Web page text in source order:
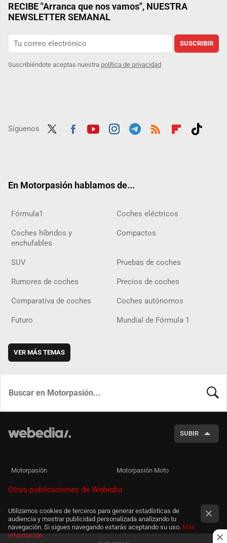
RECIBE "Arranca que nos vamos", NUESTRA
NEWSLETTER SEMANAL
SUSCRIBIR
Suscribiéndote aceptas nuestra política de privacidad
Síguenos
En Motorpasión hablamos de...
Fórmula1 Coches eléctricos
Coches híbridos y
enchufables
Compactos
SUV Pruebas de coches
Rumores de coches Precios de coches
Comparativa de coches Coches autónomos
Futuro Mundial de Fórmula 1
VER MÁS TEMAS
SUBIR
Motorpasión Motorpasión Moto
Otras publicaciones de Webedia
Utilizamos cookies de terceros para generar estadísticas de
audiencia y mostrar publicidad personalizada analizando tu
navegación. Si sigues navegando estarás aceptando su uso. Más
información